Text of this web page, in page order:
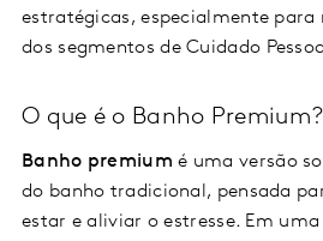
estratégicas, especialmente para
dos segmentos de Cuidado
O que é o Banho Premium?
Banho premiumé uma versão
do banho tradicional, pensada
estar e aliviar o estresse. Em